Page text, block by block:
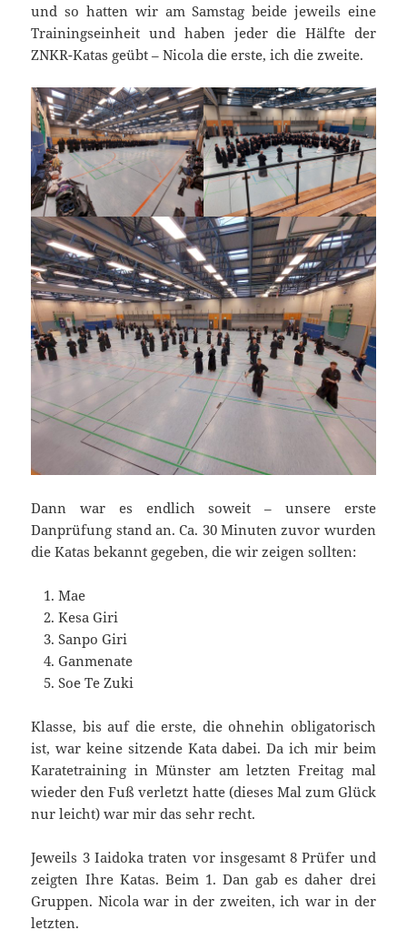
und so hatten wir am Samstag beide jeweils eine
Trainingseinheit und haben jeder die Hälfte der
ZNKR-Katas geübt – Nicola die erste, ich die zweite.
Dann war es endlich soweit – unsere erste
Danprüfung stand an. Ca. 30 Minuten zuvor wurden
die Katas bekannt gegeben, die wir zeigen sollten:
Mae
Kesa Giri
Sanpo Giri
Ganmenate
Soe Te Zuki
Klasse, bis auf die erste, die ohnehin obligatorisch
ist, war keine sitzende Kata dabei. Da ich mir beim
Karatetraining in Münster am letzten Freitag mal
wieder den Fuß verletzt hatte (dieses Mal zum Glück
nur leicht) war mir das sehr recht.
Jeweils 3 Iaidoka traten vor insgesamt 8 Prüfer und
zeigten Ihre Katas. Beim 1. Dan gab es daher drei
Gruppen. Nicola war in der zweiten, ich war in der
letzten.